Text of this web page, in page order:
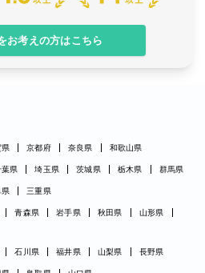
お考えの方はこちら
県 京都府 奈良県 和歌山県
葉県 埼玉県 茨城県 栃木県 群馬県
県 三重県
青森県 岩手県 秋田県
山形県
石川県 福井県 山梨県 長野県